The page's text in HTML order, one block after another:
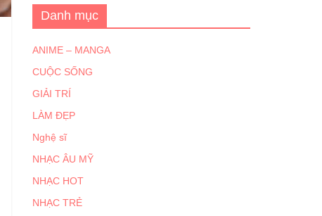
Danh mục
ANIME – MANGA
CUỘC SỐNG
GIẢI TRÍ
LÀM ĐẸP
Nghệ sĩ
NHẠC ÂU MỸ
NHẠC HOT
NHẠC TRẺ